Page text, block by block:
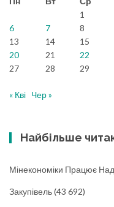
1
6
7 8
13
14 15
20
21 22
27
28 29
« Кві Чер »
Найбільше
Мінекономіки Працює
Закупівель(43 692)